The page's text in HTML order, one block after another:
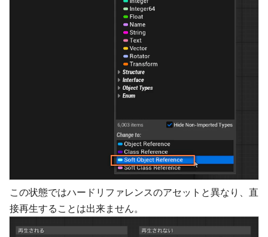
この状態ではハードリファレンスのアセットと異なり、直
接再生することは出来ません。